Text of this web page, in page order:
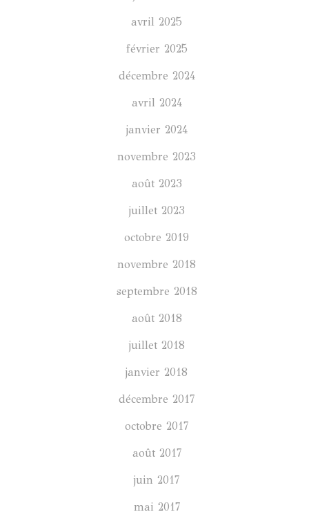
avril 2025
février 2025
décembre 2024
avril 2024
janvier 2024
novembre 2023
août 2023
juillet 2023
octobre 2019
novembre 2018
septembre 2018
août 2018
juillet 2018
janvier 2018
décembre 2017
octobre 2017
août 2017
juin 2017
mai 2017